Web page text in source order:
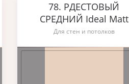
78. РДЕСТОВЫЙ
СРЕДНИЙ Ideal Matt
Для стен и потолков